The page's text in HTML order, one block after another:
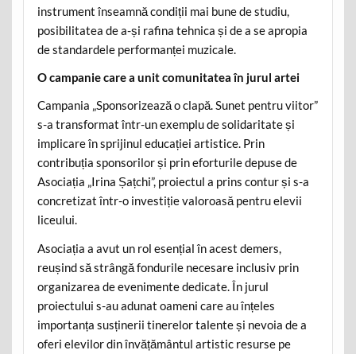
instrument înseamnă condiții mai bune de studiu,
posibilitatea de a-și rafina tehnica și de a se apropia
de standardele performanței muzicale.
O campanie care a unit comunitatea în jurul artei
Campania „Sponsorizează o clapă. Sunet pentru viitor”
s-a transformat într-un exemplu de solidaritate și
implicare în sprijinul educației artistice. Prin
contribuția sponsorilor și prin eforturile depuse de
Asociația „Irina Șațchi”, proiectul a prins contur și s-a
concretizat într-o investiție valoroasă pentru elevii
liceului.
Asociația a avut un rol esențial în acest demers,
reușind să strângă fondurile necesare inclusiv prin
organizarea de evenimente dedicate. În jurul
proiectului s-au adunat oameni care au înțeles
importanța susținerii tinerelor talente și nevoia de a
oferi elevilor din învățământul artistic resurse pe